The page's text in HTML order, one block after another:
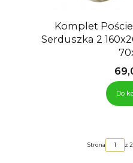
Komplet
Serduszka 2
Do
Strona z 2